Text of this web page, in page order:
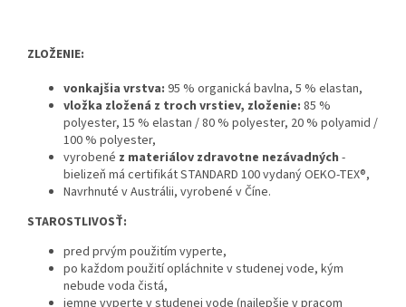
ZLOŽENIE:
vonkajšia vrstva: 95 % organická bavlna, 5 % elastan,
vložka zložená z troch vrstiev, zloženie: 85 %
polyester, 15 % elastan / 80 % polyester, 20 % polyamid /
100 % polyester,
vyrobené z materiálov zdravotne nezávadných -
bielizeň má certifikát STANDARD 100 vydaný OEKO-TEX®,
Navrhnuté v Austrálii, vyrobené v Číne.
STAROSTLIVOSŤ:
pred prvým použitím vyperte,
po každom použití opláchnite v studenej vode, kým
nebude voda čistá,
jemne vyperte v studenej vode (najlepšie v pracom